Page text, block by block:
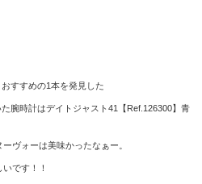
すすめの1本を発見した
腕時計はデイトジャスト41【Ref.126300】青
ヴォーは美味かったなぁー。
です！！